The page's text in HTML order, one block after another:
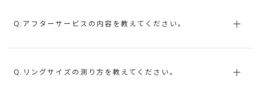
Q.アフターサービスの内容を教えてください。
Q.リングサイズの測り方を教えてください。